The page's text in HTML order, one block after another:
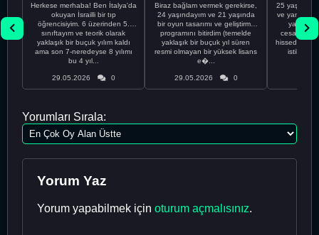
Herkese merhaba! Ben İtalya'da
okuyan İsrailli bir tıp
öğrencisiyim. 6 üzerinden 5.
sınıftayım ve teorik olarak
yaklaşık bir buçuk yılım kaldı
ama son 7-neredeyse 8 yılımı
bu 4 yıl...
29.05.2026 0
Biraz bağlam vermek gerekirse,
24 yaşındayım ve 21 yaşında
bir oyun tasarımı ve geliştirme
programını bitirdim (temelde
yaklaşık bir buçuk yıl süren
resmi olmayan bir yüksek lisans
e�...
29.05.2026 0
25
ve yanlış
cesaretimin
Yorumları Sırala:
Yorum Yaz
Yorum yapabilmek için oturum açmalısınız.